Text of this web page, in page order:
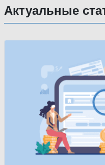
Актуальные